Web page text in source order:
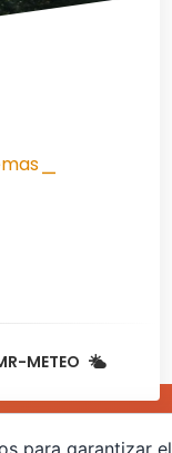
|
METEO
para garantizar el